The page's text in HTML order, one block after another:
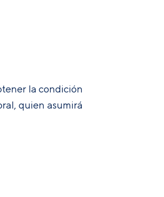
la condición
quien asumirá